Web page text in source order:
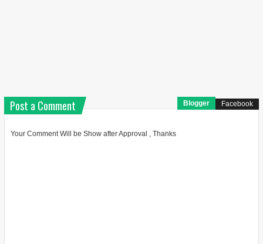
Post a Comment Blogger Facebook
Your Comment Will be Show after Approval , Thanks